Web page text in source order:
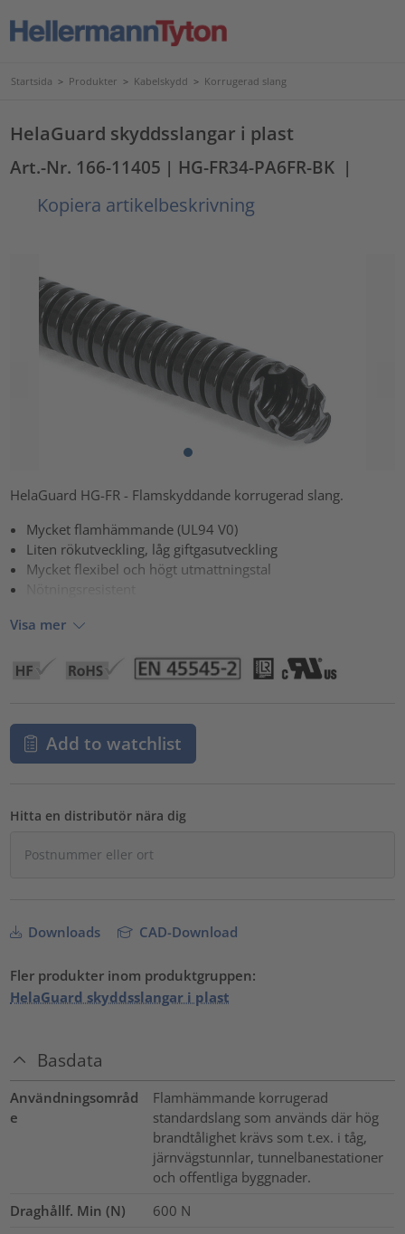
Startsida > Produkter > Kabelskydd > Korrugerad slang
HelaGuard skyddsslangar i plast
Art.-Nr. 166-11405 | HG-FR34-PA6FR-BK |
Kopiera artikelbeskrivning
HelaGuard HG-FR - Flamskyddande korrugerad slang.
Mycket flamhämmande (UL94 V0)
Liten rökutveckling, låg giftgasutveckling
Mycket flexibel och högt utmattningstal
Visa mer
Add to watchlist
Hitta en distributör nära dig
Downloads CAD-Download
Fler produkter inom produktgruppen:
HelaGuard skyddsslangar i plast
Basdata
Användningsområd
e
Flamhämmande korrugerad
standardslang som används där hög
brandtålighet krävs som t.ex. i tåg,
järnvägstunnlar, tunnelbanestationer
och offentliga byggnader.
Draghållf. Min (N)
600 N